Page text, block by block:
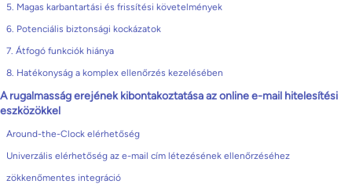
5. Magas karbantartási és frissítési követelmények
6. Potenciális biztonsági kockázatok
7. Átfogó funkciók hiánya
8. Hatékonyság a komplex ellenőrzés kezelésében
A rugalmasság erejének kibontakoztatása az online e-mail hitelesítési
eszközökkel
Around-the-Clock elérhetőség
Univerzális elérhetőség az e-mail cím létezésének ellenőrzéséhez
zökkenőmentes integráció